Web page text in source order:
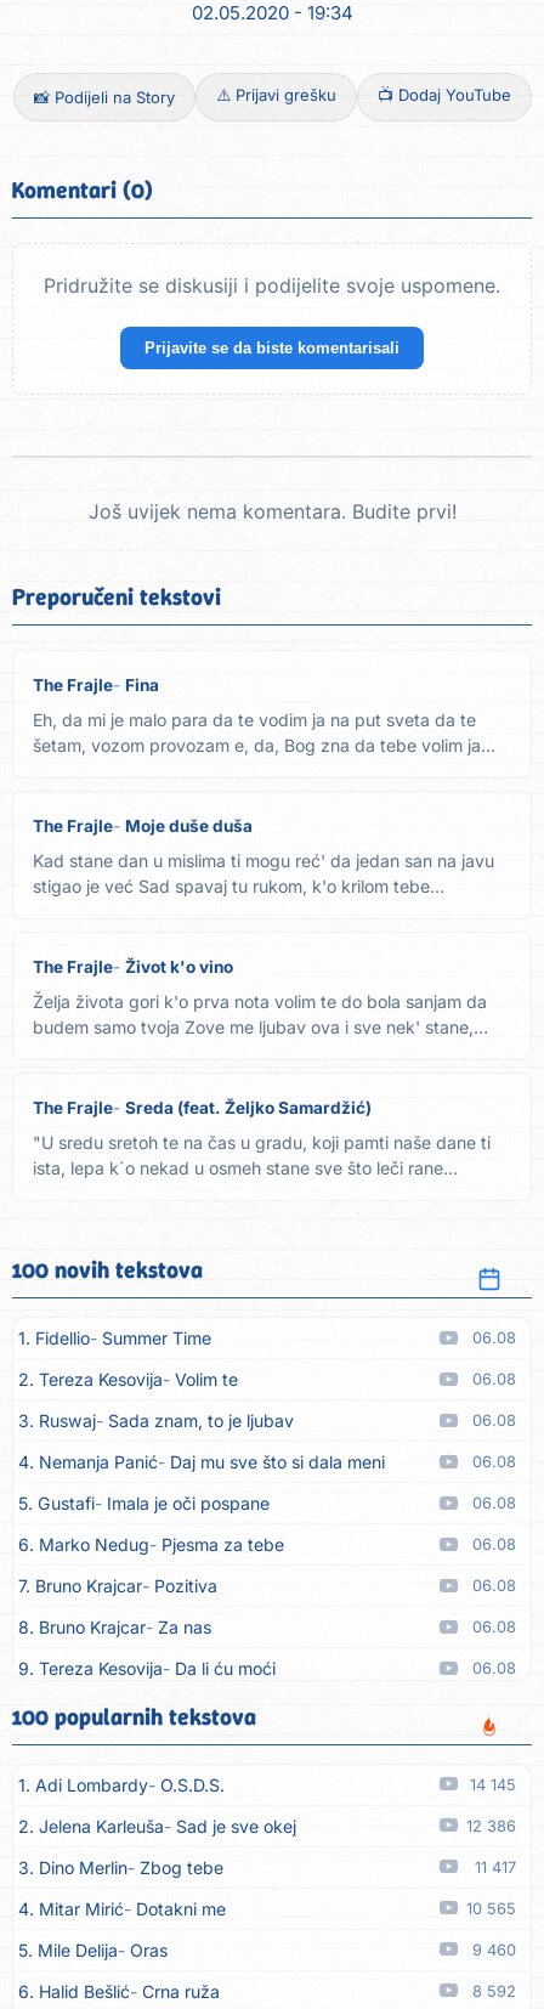
02.05.2020 - 19:34
📸 Podijeli na Story ⚠️ Prijavi grešku 📺 Dodaj YouTube
Komentari (0)
Pridružite se diskusiji i podijelite svoje uspomene.
Prijavite se da biste komentarisali
Još uvijek nema komentara. Budite prvi!
Preporučeni tekstovi
The Frajle Fina
Eh, da mi je malo para da te vodim ja na put sveta da te
šetam, vozom provozam e, da, Bog zna da tebe volim ja
The Frajle Moje duše duša
Kad stane dan u mislima ti mogu reć' da jedan san na javu
stigao je već Sad spavaj tu rukom, k'o krilom tebe
The Frajle Život k'o vino
Želja života gori k'o prva nota volim te do bola sanjam da
budem samo tvoja Zove me ljubav ova i sve nek' stane,
The Frajle Sreda (feat. Željko Samardžić)
"U sredu sretoh te na čas u gradu, koji pamti naše dane ti
ista, lepa k´o nekad u osmeh stane sve što leči rane...
100 novih tekstova
1. Fidellio Summer Time 06.08
2. Tereza Kesovija Volim te 06.08
3. Ruswaj Sada znam, to je ljubav 06.08
4. Nemanja Panić Daj mu sve što si dala meni 06.08
5. Gustafi Imala je oči pospane 06.08
6. Marko Nedug Pjesma za tebe 06.08
7. Bruno Krajcar Pozitiva 06.08
8. Bruno Krajcar Za nas 06.08
9. Tereza Kesovija Da li ću moći 06.08
10. Lidija Bačić Neka se vino toči (Nazdravlje)
11. Karin Kuljanić Nisi zavridel 06.08
12. Tamara Brusić Nigdi ni lipo ko doma 06.08
13. Tamara Brusić Biž´mo ća 06.08
14. Rusko Richie Bila si, bila 06.08
15. Rusko Richie Ti i ja 06.08
16. Azra Husarkić 06.08
17. Azra Husarkić Ljubavnice 06.08
100 popularnih tekstova
1. Adi Lombardy O.S.D.S. 14 145
2. Jelena Karleuša Sad je sve okej 12 386
3. Dino Merlin Zbog tebe 11 417
4. Mitar Mirić Dotakni me 10 565
5. Mile Delija Oras 9 460
6. Halid Bešlić Crna ruža 8 592